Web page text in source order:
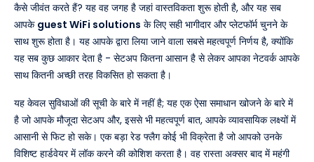
कैसे जीवंत करते हैं? यह वह जगह है जहां वास्तविकता शुरू होती है, और यह सब
आपके guest WiFi solutions के लिए सही भागीदार और प्लेटफॉर्म चुनने के
साथ शुरू होता है। यह आपके द्वारा लिया जाने वाला सबसे महत्वपूर्ण निर्णय है, क्योंकि
यह सब कुछ आकार देता है - सेटअप कितना आसान है से लेकर आपका नेटवर्क आपके
साथ कितनी अच्छी तरह विकसित हो सकता है।
यह केवल सुविधाओं की सूची के बारे में नहीं है; यह एक ऐसा समाधान खोजने के बारे में
है जो आपके मौजूदा सेटअप और, इससे भी महत्वपूर्ण बात, आपके व्यावसायिक लक्ष्यों में
आसानी से फिट हो सके। एक बड़ा रेड फ्लैग कोई भी विक्रेता है जो आपको उनके
विशिष्ट हार्डवेयर में लॉक करने की कोशिश करता है। वह रास्ता अक्सर बाद में महंगी